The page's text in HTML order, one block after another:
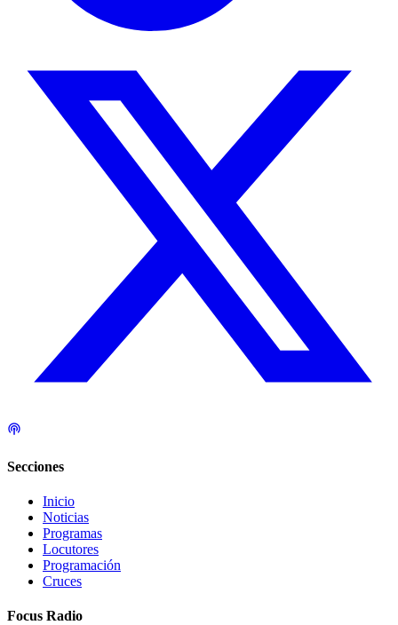
Secciones
Inicio
Noticias
Programas
Locutores
Programación
Cruces
Focus Radio